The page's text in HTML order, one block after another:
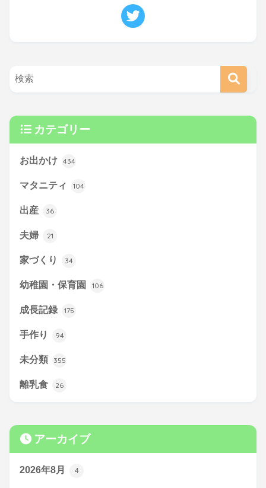
カテゴリー
お出かけ 434
マタニティ 104
出産 36
夫婦 21
家づくり 34
幼稚園・保育園 106
成長記録 175
手作り 94
未分類 355
離乳食 26
アーカイブ
2026年8月 4